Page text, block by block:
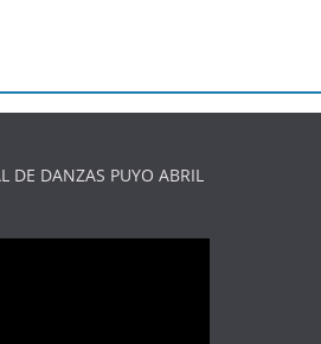
DE DANZAS PUYO ABRIL